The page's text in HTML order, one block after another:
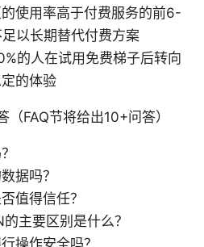
使用率高于付费服务的前6-
以长期替代付费方案
的人在试用免费梯子后转向
的体验
FAQ节将给出10+问答）
据吗？
值得信任？
主要区别是什么？